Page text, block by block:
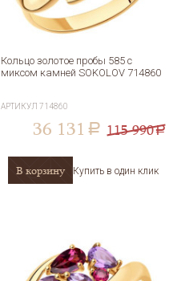
Кольцо золотое пробы 585 с
миксом камней SOKOLOV 714860
АРТИКУЛ714860
36 131 a 115 990a
В корзину Купить в один клик